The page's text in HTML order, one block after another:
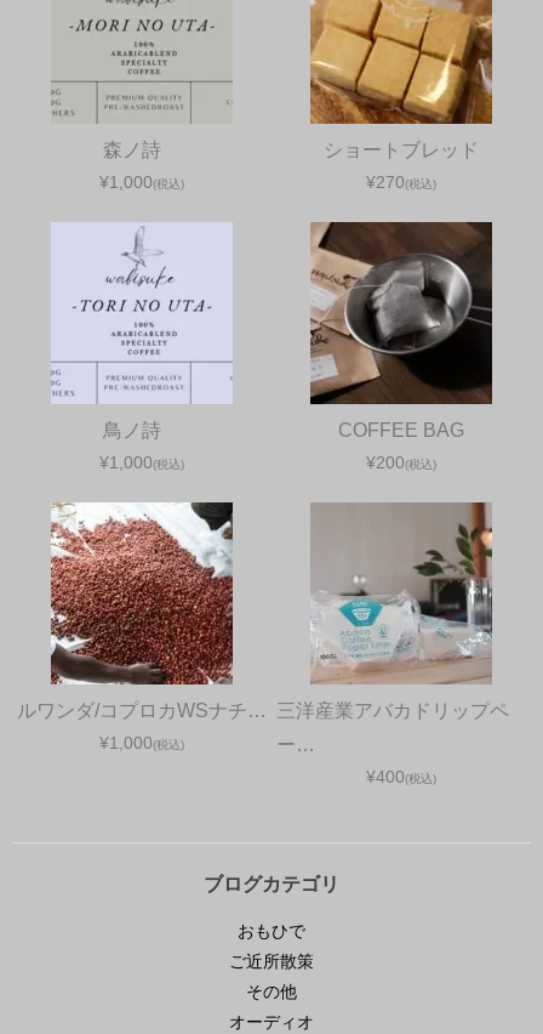
森ノ詩
¥1,000(税込)
ショートブレッド
¥270(税込)
鳥ノ詩
¥1,000(税込)
COFFEE BAG
¥200(税込)
ルワンダ/コプロカWSナチ…
¥1,000(税込)
三洋産業アバカドリップペ
ー…
¥400(税込)
ブログカテゴリ
おもひで
ご近所散策
その他
オーディオ